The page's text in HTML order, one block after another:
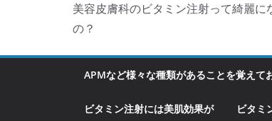
美容皮膚科のビタミン注射って綺麗に
の？
APMなど様々な種類があることを覚えて
ビタミン注射には美肌効果が ビタミ